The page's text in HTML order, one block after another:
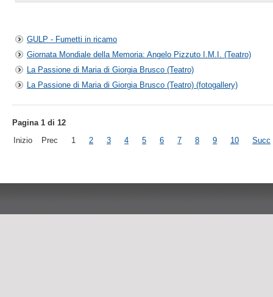
GULP - Fumetti in ricamo
Giornata Mondiale della Memoria: Angelo Pizzuto I.M.I. (Teatro)
La Passione di Maria di Giorgia Brusco (Teatro)
La Passione di Maria di Giorgia Brusco (Teatro) (fotogallery)
Pagina 1 di 12
Inizio
Prec 1 2 3 4 5 6 7 8 9 10 Succ